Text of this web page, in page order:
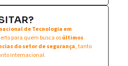
de Tecnologia em
para quem busca osúltimos
do setor de segurança, tanto
internacional.